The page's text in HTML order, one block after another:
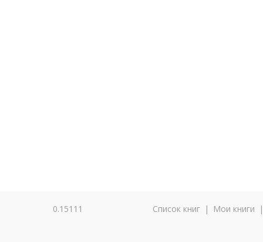
0.15111 Список книг | Мои книги |